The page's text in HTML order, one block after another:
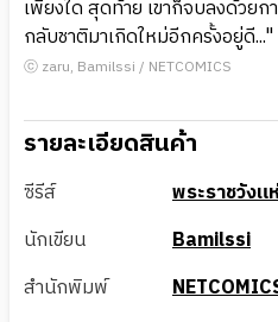
เพียงใด สุดท้าย เขาก็จบลงด้วย
กลับชาติมาเกิดใหม่อีกครั้งอยู่ดี..."
ⓒ zaru, Bamilssi / NETCOMICS
รายละเอียดสินค้า
ซีรีส์
พระราชวังแ
นักเขียน
Bamilssi
สำนักพิมพ์